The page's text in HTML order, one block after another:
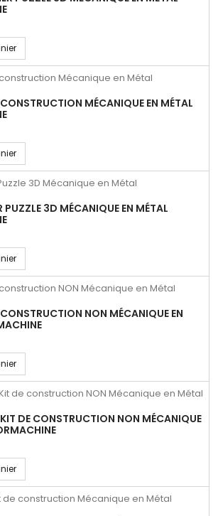
MÉCANIQUE EN MÉTAL
PUZZLE 3D MÉCANIQUE EN MÉTAL
NON MÉCANIQUE EN
DE CONSTRUCTION NON MÉCANIQUE